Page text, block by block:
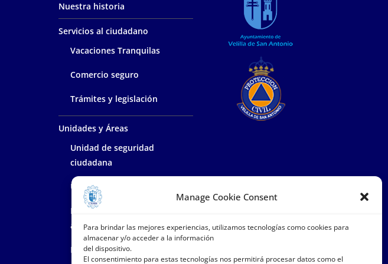
Manage Cookie Consent
Para brindar las mejores experiencias, utilizamos tecnologías como cookies para
almacenar y/o acceder a la información
del dispositivo.
El consentimiento para estas tecnologías nos permitirá procesar datos como el
Nuestra historia
Servicios al ciudadano
Vacaciones Tranquilas
Comercio seguro
Trámites y legislación
Unidades y Áreas
Unidad de seguridad
ciudadana
Unidad policía de proximidad
Protección del medio
ambiente
Policía administrativa